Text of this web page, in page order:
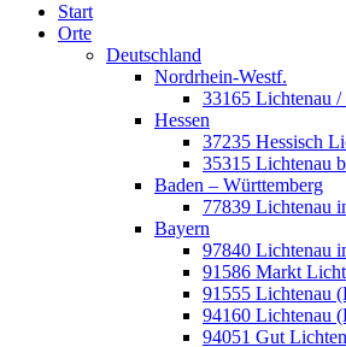
Start
Orte
Deutschland
Nordrhein-Westf.
33165 Lichtenau /
Hessen
37235 Hessisch
35315 Lichtenau
Baden – Württemberg
77839 Lichtenau
Bayern
97840 Lichtenau
91586 Markt
91555 Lichtenau
94160 Lichtenau
94051 Gut